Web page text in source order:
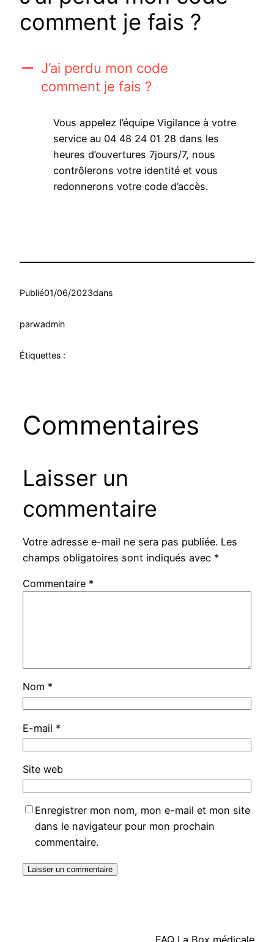
comment je fais ?
A
J’ai perdu mon code
comment je fais ?
Vous appelez l’équipe Vigilance à votre
service au 04 48 24 01 28 dans les
heures d’ouvertures 7jours/7, nous
contrôlerons votre identité et vous
redonnerons votre code d’accès.
Publié01/06/2023dans
parwadmin
Étiquettes :
Commentaires
Laisser un
commentaire
Votre adresse e-mail ne sera pas publiée. Les
champs obligatoires sont indiqués avec *
Commentaire *
Nom *
E-mail *
Site web
Enregistrer mon nom, mon e-mail et mon site
dans le navigateur pour mon prochain
commentaire.
FAQ La Box médicale